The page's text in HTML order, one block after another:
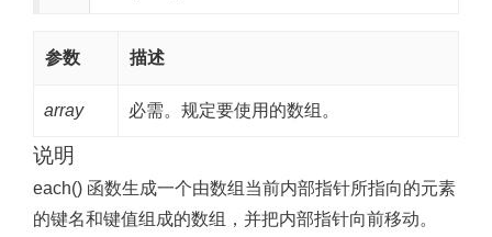
参数 描述
array 必需。规定要使用的数组。
说明
each() 函数生成一个由数组当前内部指针所指向的元素
的键名和键值组成的数组，并把内部指针向前移动。